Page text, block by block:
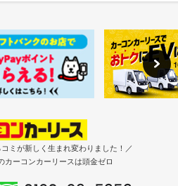
ミが新しく生まれ変わりました！／
カーコンカーリースは頭金ゼロ